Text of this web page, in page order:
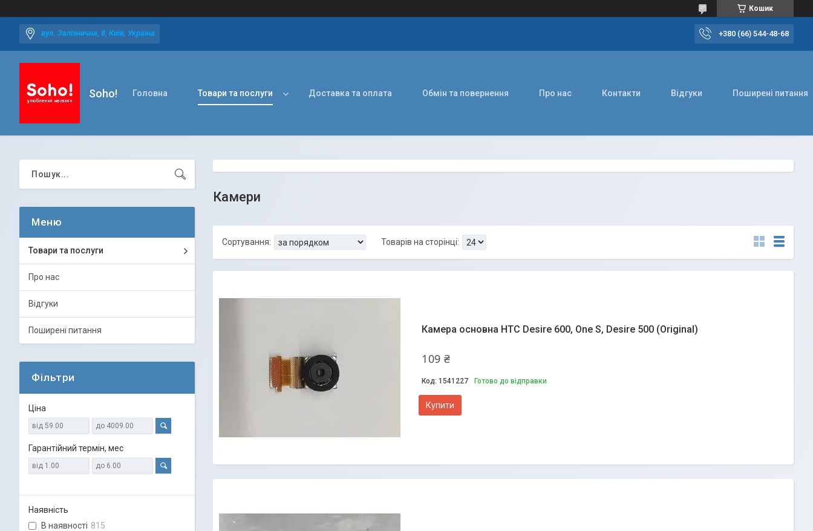
Кошик
вул. Залізнична, 8, Київ, Україна +380 (66) 544-48-68
Soho! Головна Товари та послуги Доставка та оплата Обмін та повернення Про нас Контакти Відгуки Поширені питання
Камери
Камера основна HTC Desire 600, One S, Desire 500 (Original)
109 ₴
1541227 Готово до відправки
Купити
Товари та послуги
Про нас
Відгуки
Поширені питання
Фільтри
Ціна
Гарантійний термін, мес
Наявність
В наявності 815